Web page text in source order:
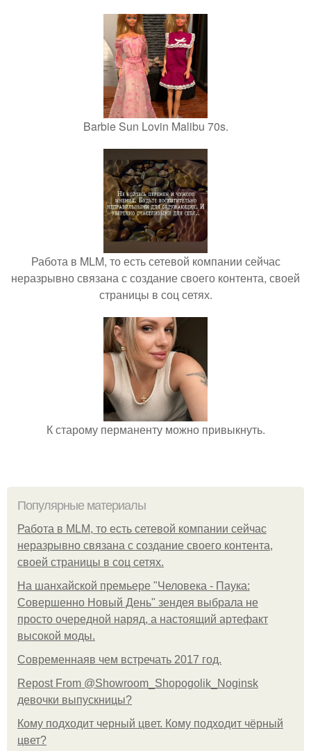
Barbie Sun Lovin Malibu 70s.
Работа в MLM, то есть сетевой компании сейчас
неразрывно связана с создание своего контента, своей
страницы в соц сетях.
К старому перманенту можно привыкнуть.
Популярные материалы
Работа в MLM, то есть сетевой компании сейчас
неразрывно связана с создание своего контента,
своей страницы в соц сетях.
На шанхайской премьере "Человека - Паука:
Совершенно Новый День" зендея выбрала не
просто очередной наряд, а настоящий артефакт
высокой моды.
Современнаяв чем встречать 2017 год.
Repost From @Showroom_Shopogolik_Noginsk
девочки выпускницы?
Кому подходит черный цвет. Кому подходит чёрный
цвет?